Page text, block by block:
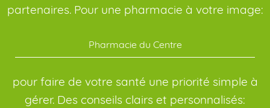
partenaires. Pour une pharmacie à votre image:
Pharmacie du Centre
pour faire de votre santé une priorité simple à
gérer. Des conseils clairs et personnalisés: